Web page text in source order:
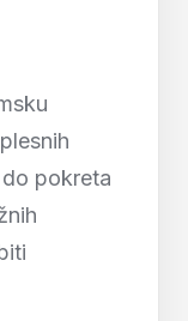
pokreta